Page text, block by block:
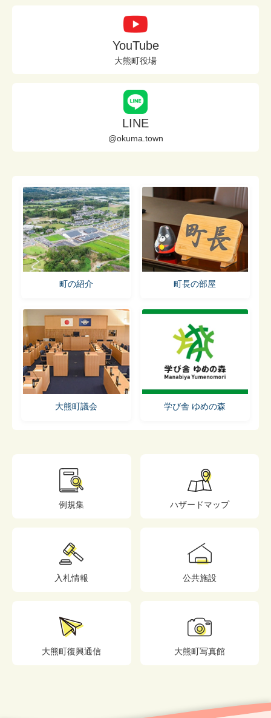
YouTube
大熊町役場
LINE
@okuma.town
町の紹介 町長の部屋
大熊町議会 学び舎 ゆめの森
例規集 ハザードマップ
入札情報 公共施設
大熊町復興通信 大熊町写真館